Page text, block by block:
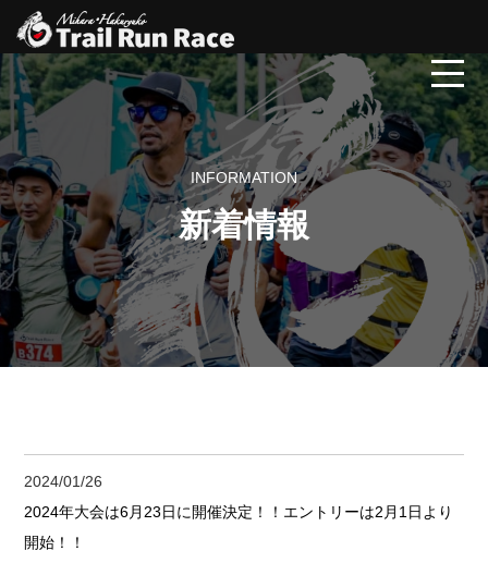
INFORMATION
新着情報
2024/01/26
2024年大会は6月23日に開催決定！！エントリーは2月1日より
開始！！